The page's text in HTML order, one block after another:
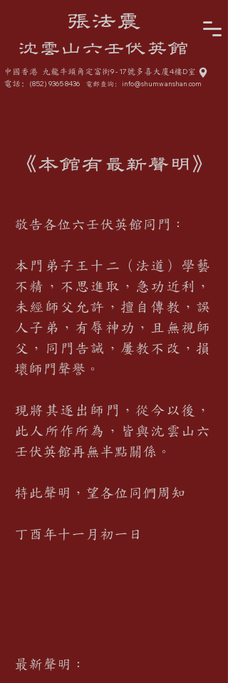
張法震
沈雲山六壬伏英館
中國香港 九龍牛頭角定富街9 - 17號多喜大廈4樓D室
電話: (852) 9365 8436 電郵查詢: info@shumwanshan.com
《本館有最新聲明》
敬告各位六壬伏英館同門：
本門弟子王十二（法道）學藝
不精，不思進取，急功近利，
未經師父允許，擅自傳教，誤
人子弟，有辱神功，且無視師
父，同門告誡，屢教不改，損
壞師門聲譽。
現將其逐出師門，從今以後，
此人所作所為，皆與沈雲山六
壬伏英館再無半點關係。
特此聲明，望各位同們周知
丁酉年十一月初一日
最新聲明：